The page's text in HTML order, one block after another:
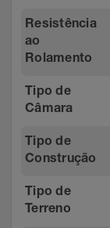
Resistência
ao
Rolamento
Tipo de
Câmara
Tipo de
Construção
Tipo de
Terreno